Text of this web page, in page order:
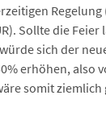
Regelung
Sollte die
sich der
erhöhen, also
somit ziemlich